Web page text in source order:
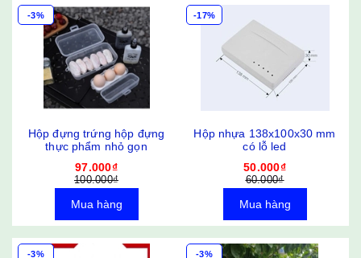
-3%
Hộp đựng trứng hộp đựng
thực phẩm nhỏ gọn
97.000₫
100.000₫
Mua hàng
-17%
Hộp nhựa 138x100x30 mm
có lỗ led
50.000₫
60.000₫
Mua hàng
-3% -3%